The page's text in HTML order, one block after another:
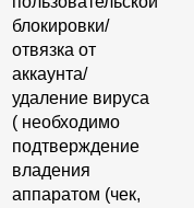
блокировки/
отвязка от
аккаунта/
удаление вируса
( необходимо
подтверждение
владения
аппаратом (чек,